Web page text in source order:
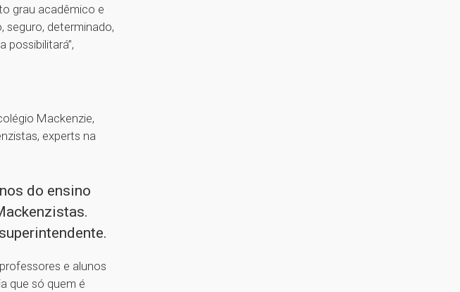
grau acadêmico e
seguro, determinado,
Mackenzie,
experts na
do ensino
e alunos
que só quem é